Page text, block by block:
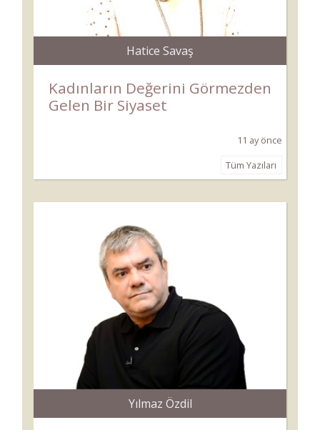
Hatice Savaş
Kadınların Değerini Görmezden
Gelen Bir Siyaset
11 ay önce
Tüm Yazıları
Yılmaz Özdil